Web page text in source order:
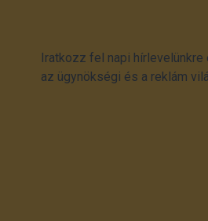
Iratkozz fel napi hírlevelünkre
az ügynökségi és a reklám